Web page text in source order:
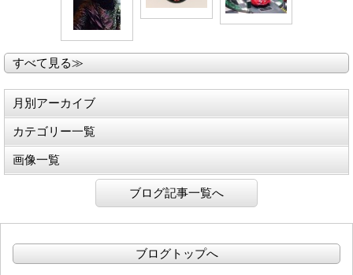
すべて見る≫
月別アーカイブ
カテゴリー一覧
画像一覧
ブログ記事一覧へ
ブログトップへ